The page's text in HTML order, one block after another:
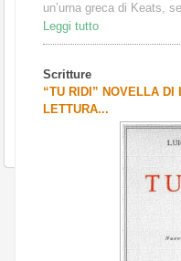
un’urna greca di Keats,
Leggi tutto
Scritture
“TU RIDI” NOVELLA DI
LETTURA...